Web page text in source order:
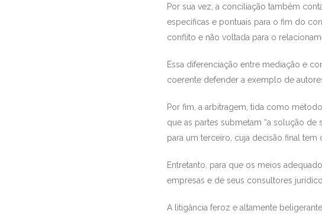
Por sua vez, a conciliação também
específicas e pontuais para o fim do
conflito e não voltada para o
Essa diferenciação entre mediação e
coerente defender a exemplo de
Por fim, a arbitragem, tida como
que as partes submetam “a solução
para um terceiro, cuja decisão final tem
Entretanto, para que os meios
empresas e de seus consultores
A litigância feroz e altamente